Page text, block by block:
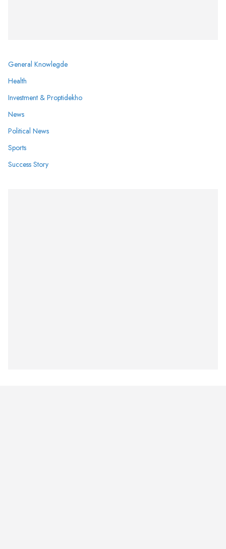
General Knowlegde
Health
Investment & Proptidekho
News
Political News
Sports
Success Story